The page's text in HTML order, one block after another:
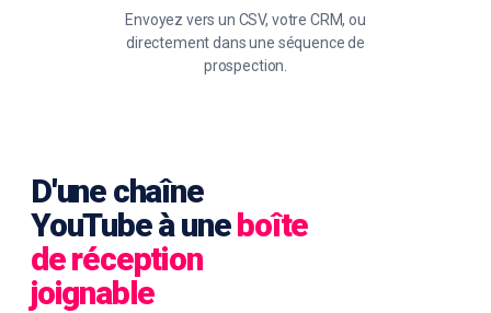
Envoyez vers un CSV, votre CRM, ou
directement dans une séquence de
prospection.
D'une chaîne
YouTube à uneboîte
de réception
joignable